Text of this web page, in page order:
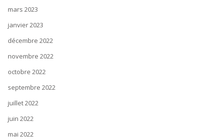
mars 2023
janvier 2023
décembre 2022
novembre 2022
octobre 2022
septembre 2022
juillet 2022
juin 2022
mai 2022